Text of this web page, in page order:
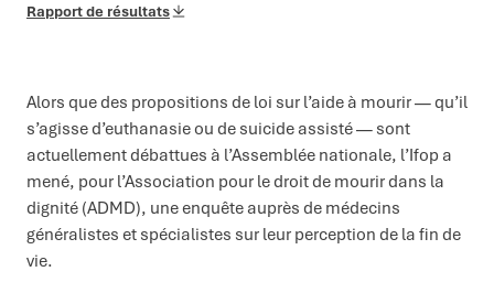
Rapport de résultats
Alors que des propositions de loi sur l’aide à mourir — qu’il
s’agisse d’euthanasie ou de suicide assisté — sont
actuellement débattues à l’Assemblée nationale, l’Ifop a
mené, pour l’Association pour le droit de mourir dans la
dignité (ADMD), une enquête auprès de médecins
généralistes et spécialistes sur leur perception de la fin de
vie.